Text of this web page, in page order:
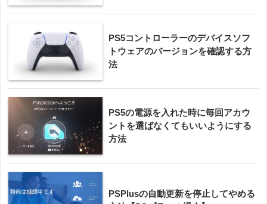
PS5コントローラーのデバイスソフ
トウェアのバージョンを確認する方
法
PS5の電源を入れた時に毎回アカウ
ントを選ばなくてもいいようにする
方法
PSPlusの自動更新を停止してやめる